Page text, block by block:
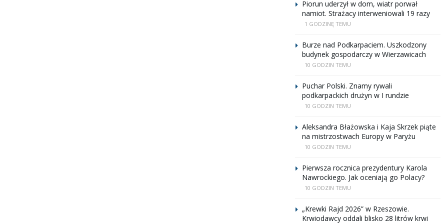
Piorun uderzył w dom, wiatr porwał
namiot. Strażacy interweniowali 19 razy
1 GODZINĘ TEMU
Burze nad Podkarpaciem. Uszkodzony
budynek gospodarczy w Wierzawicach
10 GODZIN TEMU
Puchar Polski. Znamy rywali
podkarpackich drużyn w I rundzie
10 GODZIN TEMU
Aleksandra Błażowska i Kaja Skrzek piąte
na mistrzostwach Europy w Paryżu
10 GODZIN TEMU
Pierwsza rocznica prezydentury Karola
Nawrockiego. Jak oceniają go Polacy?
10 GODZIN TEMU
„Krewki Rajd 2026” w Rzeszowie.
Krwiodawcy oddali blisko 28 litrów krwi